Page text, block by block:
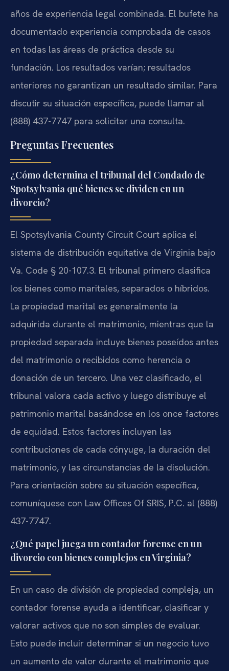
años de experiencia legal combinada. El bufete ha
documentado experiencia comprobada de casos
en todas las áreas de práctica desde su
fundación. Los resultados varían; resultados
anteriores no garantizan un resultado similar. Para
discutir su situación específica, puede llamar al
(888) 437-7747 para solicitar una consulta.
Preguntas Frecuentes
¿Cómo determina el tribunal del Condado de
Spotsylvania qué bienes se dividen en un
divorcio?
El Spotsylvania County Circuit Court aplica el
sistema de distribución equitativa de Virginia bajo
Va. Code § 20-107.3. El tribunal primero clasifica
los bienes como maritales, separados o híbridos.
La propiedad marital es generalmente la
adquirida durante el matrimonio, mientras que la
propiedad separada incluye bienes poseídos antes
del matrimonio o recibidos como herencia o
donación de un tercero. Una vez clasificado, el
tribunal valora cada activo y luego distribuye el
patrimonio marital basándose en los once factores
de equidad. Estos factores incluyen las
contribuciones de cada cónyuge, la duración del
matrimonio, y las circunstancias de la disolución.
Para orientación sobre su situación específica,
comuníquese con Law Offices Of SRIS, P.C. al (888)
437-7747.
¿Qué papel juega un contador forense en un
divorcio con bienes complejos en Virginia?
En un caso de división de propiedad compleja, un
contador forense ayuda a identificar, clasificar y
valorar activos que no son simples de evaluar.
Esto puede incluir determinar si un negocio tuvo
un aumento de valor durante el matrimonio que